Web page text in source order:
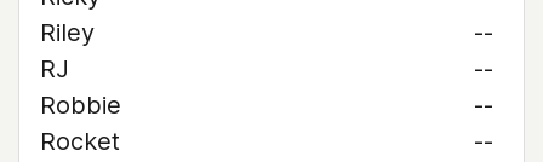
Riley
--
RJ
--
Robbie
--
Rocket
--